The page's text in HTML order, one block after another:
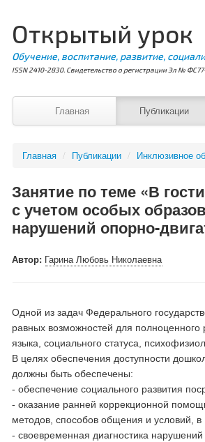
Открытый урок
Обучение, воспитание, развитие,
ISSN 2410-2830. Свидетельство о регистрации Эл №
Главная Публикации
Главная / Публикации / Инклюзивное
Занятие по теме «В
с учетом особых
нарушений опорно-
Автор: Гарина Любовь Николаевна
Одной из задач Федерального
равных возможностей для полноценного
языка, социального статуса,
В целях обеспечения доступности
должны быть обеспечены:
- обеспечение социального развития
- оказание ранней коррекционной
методов, способов общения и условий,
- своевременная диагностика